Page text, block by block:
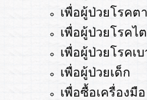
เพื่อผู้ป่วยโรคตา
เพื่อผู้ป่วยโรคไต
เพื่อผู้ป่วยโรคเ
เพื่อผู้ป่วยเด็ก
เพื่อซื้อเครื่อง